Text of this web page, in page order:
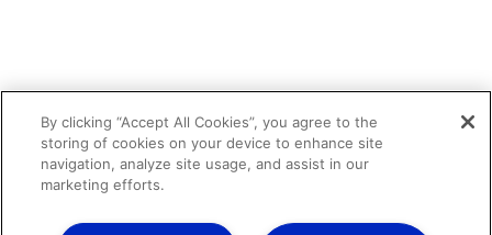
By clicking “Accept All Cookies”, you agree to the
storing of cookies on your device to enhance site
navigation, analyze site usage, and assist in our
marketing efforts.